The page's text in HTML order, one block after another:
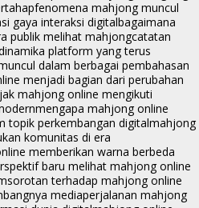
fenomena mahjong muncul
gaya interaksi digitalbagaimana
publik melihat mahjongcatatan
platform yang terus
dalam berbagai pembahasan
menjadi bagian dari perubahan
mahjong online mengikuti
mengapa mahjong online
topik perkembangan digitalmahjong
komunitas di era
memberikan warna berbeda
baru melihat mahjong online
sorotan terhadap mahjong online
mediaperjalanan mahjong